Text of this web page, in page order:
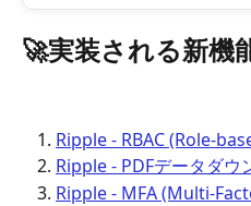
🚀実装される新機
Ripple - RBAC (Role-
Ripple - PDFデータダウ
Ripple - MFA (Multi-